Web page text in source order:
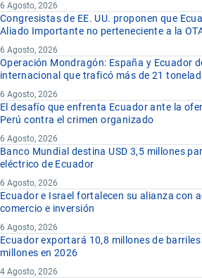
6 Agosto, 2026
Congresistas de EE. UU. proponen que
Aliado Importante no perteneciente a la
6 Agosto, 2026
Operación Mondragón: España y Ecuador
internacional que traficó más de 21
6 Agosto, 2026
El desafío que enfrenta Ecuador ante la
Perú contra el crimen organizado
6 Agosto, 2026
Banco Mundial destina USD 3,5 millones
eléctrico de Ecuador
6 Agosto, 2026
Ecuador e Israel fortalecen su alianza con
comercio e inversión
6 Agosto, 2026
Ecuador exportará 10,8 millones de
millones en 2026
4 Agosto, 2026